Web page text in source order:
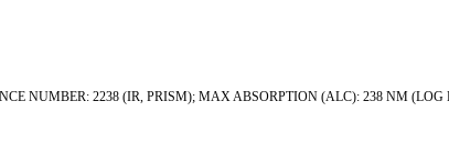
NUMBER: 2238 (IR, PRISM); MAX ABSORPTION (ALC): 238 NM (LOG